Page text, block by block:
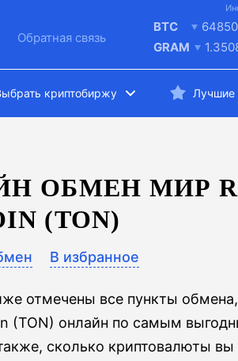
Обратная связь
BTC
64850
GRAM
криптобиржу
ОБМЕН МИР
(TON)
В избранное
отмечены все пункты
(TON) онлайн по самым
сколько криптовалюты вы